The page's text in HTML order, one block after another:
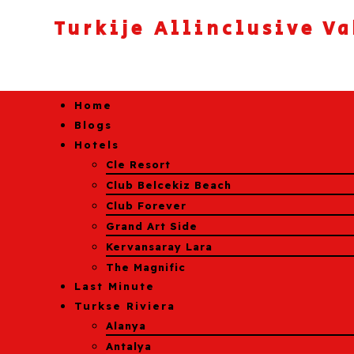
Turkije Allinclusive
Home
Blogs
Hotels
Cle Resort
Club Belcekiz Beach
Club Forever
Grand Art Side
Kervansaray Lara
The Magnific
Last Minute
Turkse Riviera
Alanya
Antalya